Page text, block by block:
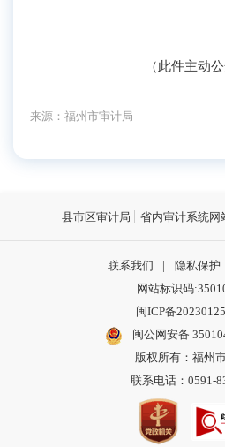
（此件主动公
来源：福州市审计局
县市区审计局 省内审计系统网
联系我们 | 隐私保护
网站标识码
闽ICP备
闽公网安备
版权所有：福州
联系电话：0591-